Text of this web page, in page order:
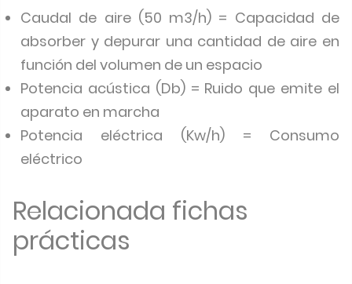
Caudal de aire (50 m3/h) = Capacidad de
absorber y depurar una cantidad de aire en
función del volumen de un espacio
Potencia acústica (Db) = Ruido que emite el
aparato en marcha
Potencia eléctrica (Kw/h) = Consumo
eléctrico
Relacionada fichas
prácticas